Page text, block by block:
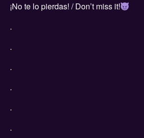
¡No te lo pierdas! / Don’t miss it!
.
.
.
.
.
.